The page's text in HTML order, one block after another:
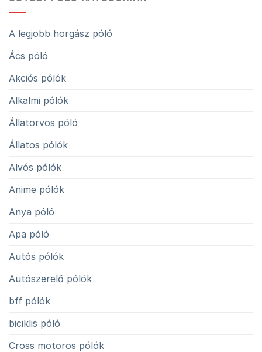
A legjobb horgász póló
Ács póló
Akciós pólók
Alkalmi pólók
Állatorvos póló
Állatos pólók
Alvós pólók
Anime pólók
Anya póló
Apa póló
Autós pólók
Autószerelő pólók
bff pólók
biciklis póló
Cross motoros pólók